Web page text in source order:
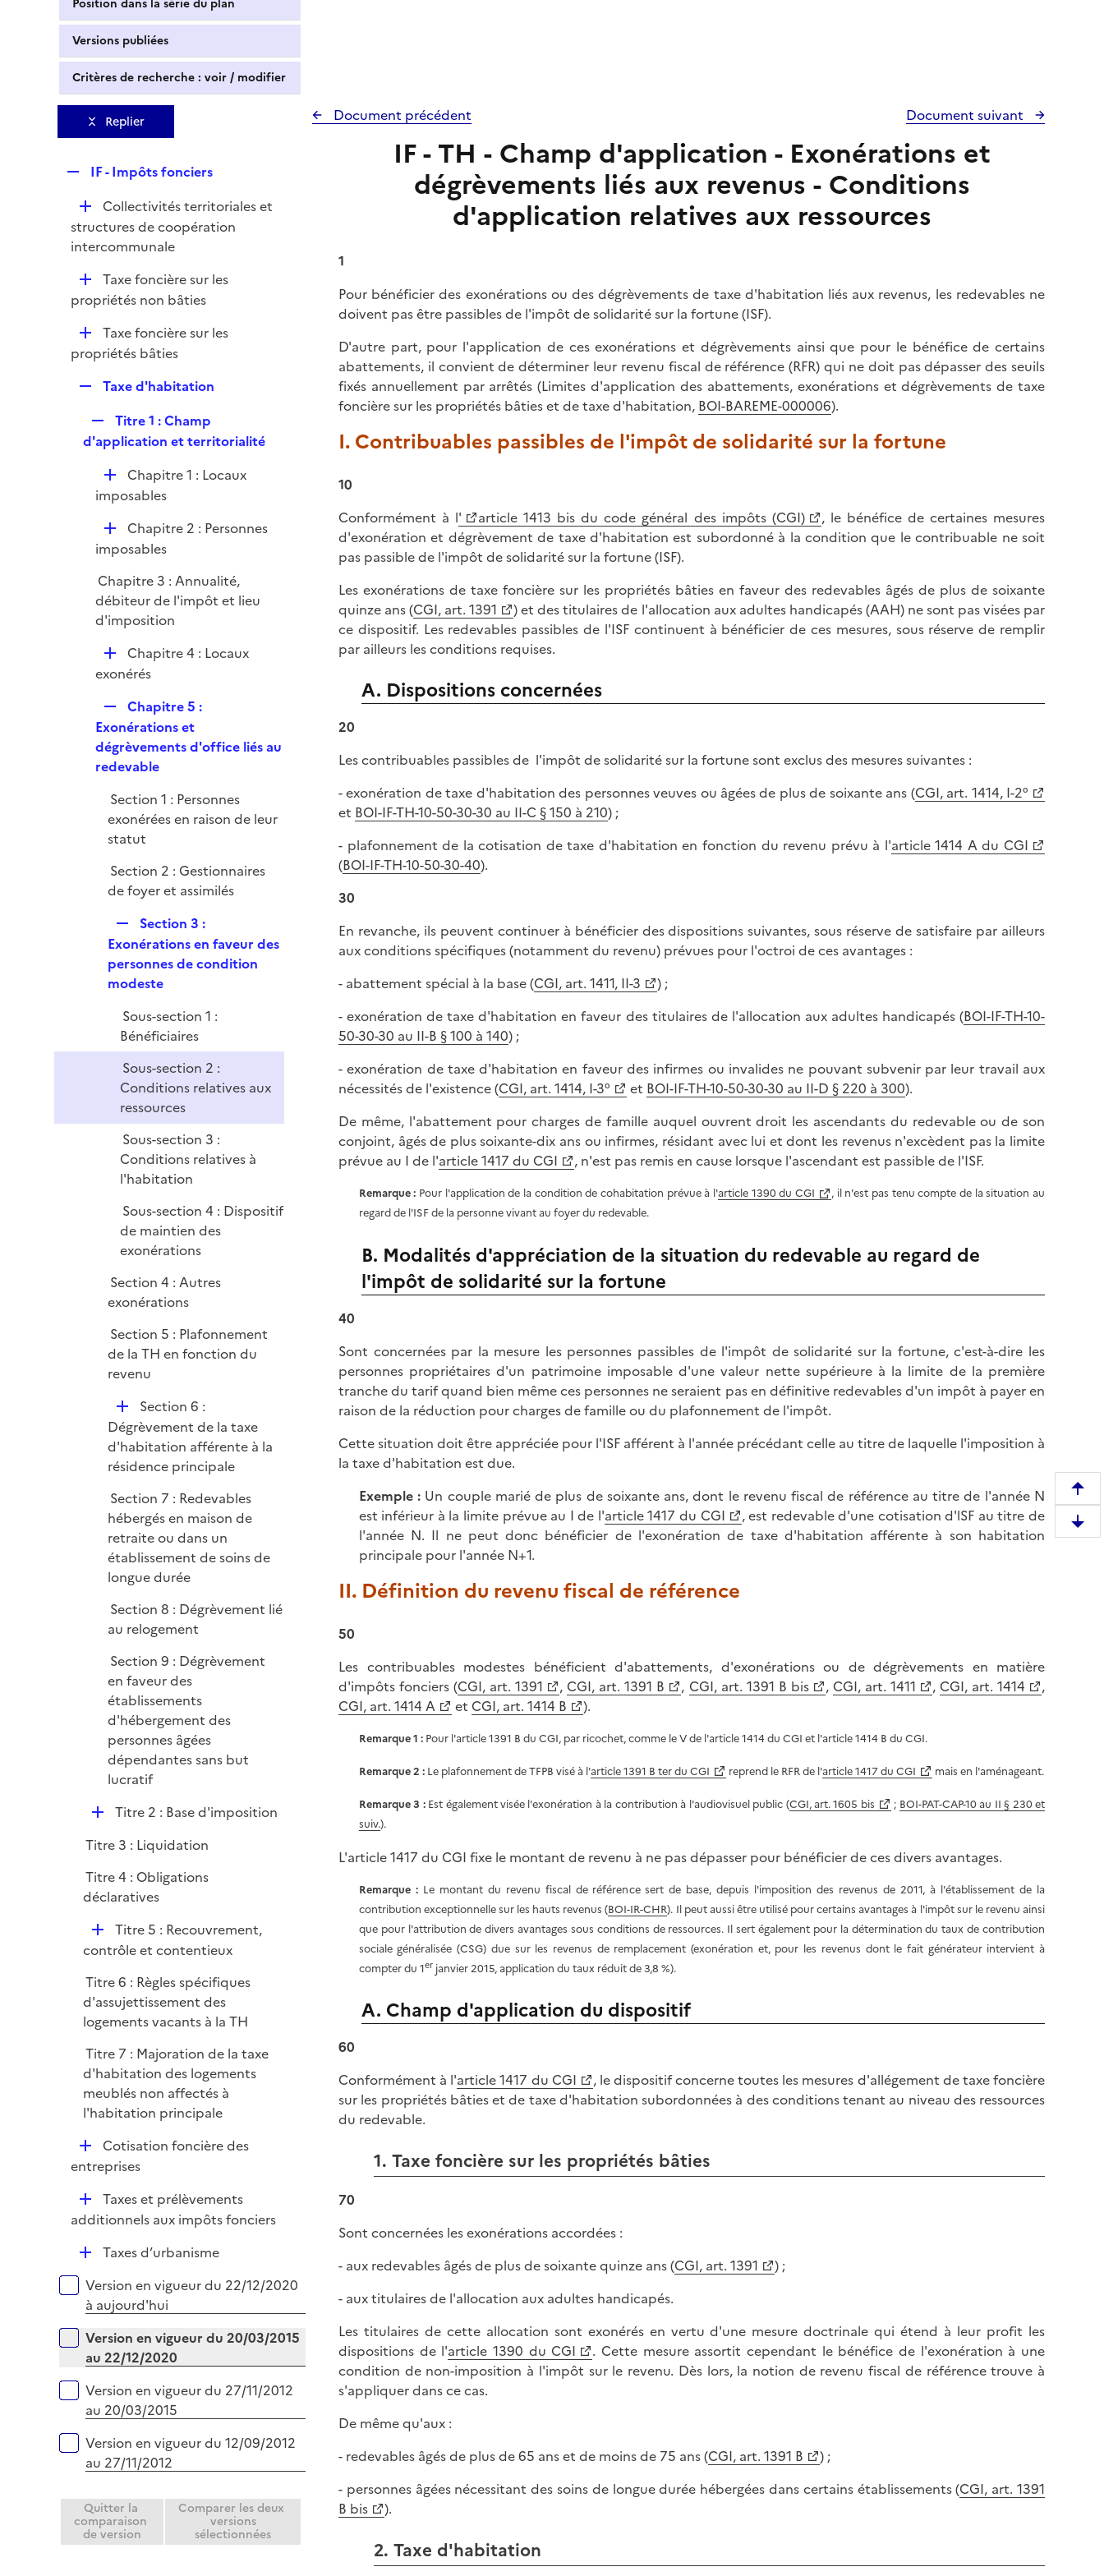
Position dans la série du plan
Versions publiées
Critères de recherche : voir / modifier
Replier
p
l
i
e
r
IF - Impôts fonciers
D
é
p
e
Collectivités territoriales et
structures de coopération
intercommunale
D
é
i
Taxe foncière sur les
propriétés non bâties
D
é
r
Taxe foncière sur les
propriétés bâties
p
l
r
Taxe d'habitation
e
l
i
e
r
Titre 1 : Champ
d'application et territorialité
D
é
i
r
Chapitre 1 : Locaux
imposables
D
é
l
i
e
Chapitre 2 : Personnes
imposables
Chapitre 3 : Annualité,
débiteur de l'impôt et lieu
d'imposition
D
é
i
e
r
Chapitre 4 : Locaux
exonérés
e
p
l
e
r
Chapitre 5 :
Exonérations et
dégrèvements d'office liés au
redevable
Section 1 : Personnes
exonérées en raison de leur
statut
Section 2 : Gestionnaires
de foyer et assimilés
e
p
l
e
r
Section 3 :
Exonérations en faveur des
personnes de condition
modeste
Sous-section 1 :
Bénéficiaires
Sous-section 2 :
Conditions relatives aux
ressources
Sous-section 3 :
Conditions relatives à
l'habitation
Sous-section 4 : Dispositif
de maintien des
exonérations
Section 4 : Autres
exonérations
Section 5 : Plafonnement
de la TH en fonction du
revenu
D
é
p
l
e
r
Section 6 :
Dégrèvement de la taxe
d'habitation afférente à la
résidence principale
Section 7 : Redevables
hébergés en maison de
retraite ou dans un
établissement de soins de
longue durée
Section 8 : Dégrèvement lié
au relogement
Section 9 : Dégrèvement
en faveur des
établissements
d'hébergement des
personnes âgées
dépendantes sans but
lucratif
D
p
l
i
Titre 2 : Base d'imposition
Titre 3 : Liquidation
Titre 4 : Obligations
déclaratives
D
é
l
i
e
r
Titre 5 : Recouvrement,
contrôle et contentieux
Titre 6 : Règles spécifiques
d'assujettissement des
logements vacants à la TH
Titre 7 : Majoration de la taxe
d'habitation des logements
meublés non affectés à
l'habitation principale
D
é
i
Cotisation foncière des
entreprises
D
é
i
e
r
Taxes et prélèvements
additionnels aux impôts fonciers
D
p
l
i
r
Taxes d’urbanisme
Versions sur la période
Version en vigueur du 22/12/2020
à aujourd'hui
Version en vigueur du 20/03/2015
au 22/12/2020
Version en vigueur du 27/11/2012
au 20/03/2015
Version en vigueur du 12/09/2012
au 27/11/2012
Quitter la
comparaison
de version
Comparer les deux
versions
sélectionnées
Document précédent Document suivant
IF - TH - Champ d'application - Exonérations et
dégrèvements liés aux revenus - Conditions
d'application relatives aux ressources
1
Pour bénéficier des exonérations ou des dégrèvements de taxe d'habitation liés aux revenus, les redevables ne
doivent pas être passibles de l'impôt de solidarité sur la fortune (ISF).
D'autre part, pour l'application de ces exonérations et dégrèvements ainsi que pour le bénéfice de certains
abattements, il convient de déterminer leur revenu fiscal de référence (RFR) qui ne doit pas dépasser des seuils
fixés annuellement par arrêtés (Limites d'application des abattements, exonérations et dégrèvements de taxe
foncière sur les propriétés bâties et de taxe d'habitation, BOI-BAREME-000006).
I. Contribuables passibles de l'impôt de solidarité sur la fortune
10
Conformément à l' article 1413 bis du code général des impôts (CGI)
, le bénéfice de certaines mesures
d'exonération et dégrèvement de taxe d'habitation est subordonné à la condition que le contribuable ne soit
pas passible de l'impôt de solidarité sur la fortune (ISF).
Les exonérations de taxe foncière sur les propriétés bâties en faveur des redevables âgés de plus de soixante
quinze ans (CGI, art. 1391
) et des titulaires de l'allocation aux adultes handicapés (AAH) ne sont pas visées par
ce dispositif. Les redevables passibles de l'ISF continuent à bénéficier de ces mesures, sous réserve de remplir
par ailleurs les conditions requises.
A. Dispositions concernées
20
Les contribuables passibles de l'impôt de solidarité sur la fortune sont exclus des mesures suivantes :
- exonération de taxe d'habitation des personnes veuves ou âgées de plus de soixante ans (CGI, art. 1414, I-2°
et BOI-IF-TH-10-50-30-30 au II-C § 150 à 210) ;
- plafonnement de la cotisation de taxe d'habitation en fonction du revenu prévu à l'article 1414 A du CGI
(BOI-IF-TH-10-50-30-40).
30
En revanche, ils peuvent continuer à bénéficier des dispositions suivantes, sous réserve de satisfaire par ailleurs
aux conditions spécifiques (notamment du revenu) prévues pour l'octroi de ces avantages :
- abattement spécial à la base (CGI, art. 1411, II-3
) ;
- exonération de taxe d'habitation en faveur des titulaires de l'allocation aux adultes handicapés (BOI-IF-TH-10-
50-30-30 au II-B § 100 à 140) ;
- exonération de taxe d'habitation en faveur des infirmes ou invalides ne pouvant subvenir par leur travail aux
nécessités de l'existence (CGI, art. 1414, I-3° et BOI-IF-TH-10-50-30-30 au II-D § 220 à 300).
De même, l'abattement pour charges de famille auquel ouvrent droit les ascendants du redevable ou de son
conjoint, âgés de plus soixante-dix ans ou infirmes, résidant avec lui et dont les revenus n'excèdent pas la limite
prévue au I de l'article 1417 du CGI , n'est pas remis en cause lorsque l'ascendant est passible de l'ISF.
Remarque : Pour l'application de la condition de cohabitation prévue à l'article 1390 du CGI
, il n'est pas tenu compte de la situation au
regard de l'ISF de la personne vivant au foyer du redevable.
B. Modalités d'appréciation de la situation du redevable au regard de
l'impôt de solidarité sur la fortune
40
Sont concernées par la mesure les personnes passibles de l'impôt de solidarité sur la fortune, c'est-à-dire les
personnes propriétaires d'un patrimoine imposable d'une valeur nette supérieure à la limite de la première
tranche du tarif quand bien même ces personnes ne seraient pas en définitive redevables d'un impôt à payer en
raison de la réduction pour charges de famille ou du plafonnement de l'impôt.
Cette situation doit être appréciée pour l'ISF afférent à l'année précédant celle au titre de laquelle l'imposition à
la taxe d'habitation est due.
Exemple : Un couple marié de plus de soixante ans, dont le revenu fiscal de référence au titre de l'année N
est inférieur à la limite prévue au I de l'article 1417 du CGI
, est redevable d'une cotisation d'lSF au titre de
l'année N. Il ne peut donc bénéficier de l'exonération de taxe d'habitation afférente à son habitation
principale pour l'année N+1.
II. Définition du revenu fiscal de référence
50
Les contribuables modestes bénéficient d'abattements, d'exonérations ou de dégrèvements en matière
d'impôts fonciers (CGI, art. 1391 , CGI, art. 1391 B , CGI, art. 1391 B bis , CGI, art. 1411 , CGI, art. 1414
,
CGI, art. 1414 A
et CGI, art. 1414 B ).
Remarque 1 :Pour l'article 1391 B du CGI, par ricochet, comme le V de l'article 1414 du CGI et l'article 1414 B du CGI.
Remarque 2 : Le plafonnement de TFPB visé à l'article 1391 B ter du CGI reprend le RFR de l'article 1417 du CGI mais en l'aménageant.
Remarque 3 :Est également visée l'exonération à la contribution à l'audiovisuel public (CGI, art. 1605 bis ; BOI-PAT-CAP-10 au II § 230 et
suiv.).
L'article 1417 du CGI fixe le montant de revenu à ne pas dépasser pour bénéficier de ces divers avantages.
Remarque :Le montant du revenu fiscal de référence sert de base, depuis l'imposition des revenus de 2011, à l'établissement de la
contribution exceptionnelle sur les hauts revenus (BOI-IR-CHR). Il peut aussi être utilisé pour certains avantages à l'impôt sur le revenu ainsi
que pour l'attribution de divers avantages sous conditions de ressources. Il sert également pour la détermination du taux de contribution
sociale généralisée (CSG) due sur les revenus de remplacement (exonération et, pour les revenus dont le fait générateur intervient à
compter du 1erjanvier 2015, application du taux réduit de 3,8 %).
A. Champ d'application du dispositif
60
Conformément à l'article 1417 du CGI
, le dispositif concerne toutes les mesures d'allégement de taxe foncière
sur les propriétés bâties et de taxe d'habitation subordonnées à des conditions tenant au niveau des ressources
du redevable.
1. Taxe foncière sur les propriétés bâties
70
Sont concernées les exonérations accordées :
- aux redevables âgés de plus de soixante quinze ans (CGI, art. 1391
) ;
- aux titulaires de l'allocation aux adultes handicapés.
Les titulaires de cette allocation sont exonérés en vertu d'une mesure doctrinale qui étend à leur profit les
dispositions de l'article 1390 du CGI
. Cette mesure assortit cependant le bénéfice de l'exonération à une
condition de non-imposition à l'impôt sur le revenu. Dès lors, la notion de revenu fiscal de référence trouve à
s'appliquer dans ce cas.
De même qu'aux :
- redevables âgés de plus de 65 ans et de moins de 75 ans (CGI, art. 1391 B
) ;
- personnes âgées nécessitant des soins de longue durée hébergées dans certains établissements (CGI, art. 1391
B bis
).
2. Taxe d'habitation
e
m
D